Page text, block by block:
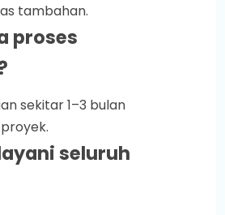
tambahan.
proses
sekitar 1–3 bulan
seluruh